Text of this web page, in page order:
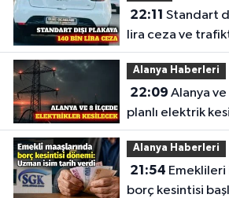
22:11
lira ceza ve
Alanya Haberleri
22:09
planlı elektrik
Alanya Haberleri
21:54
borç kesintisi